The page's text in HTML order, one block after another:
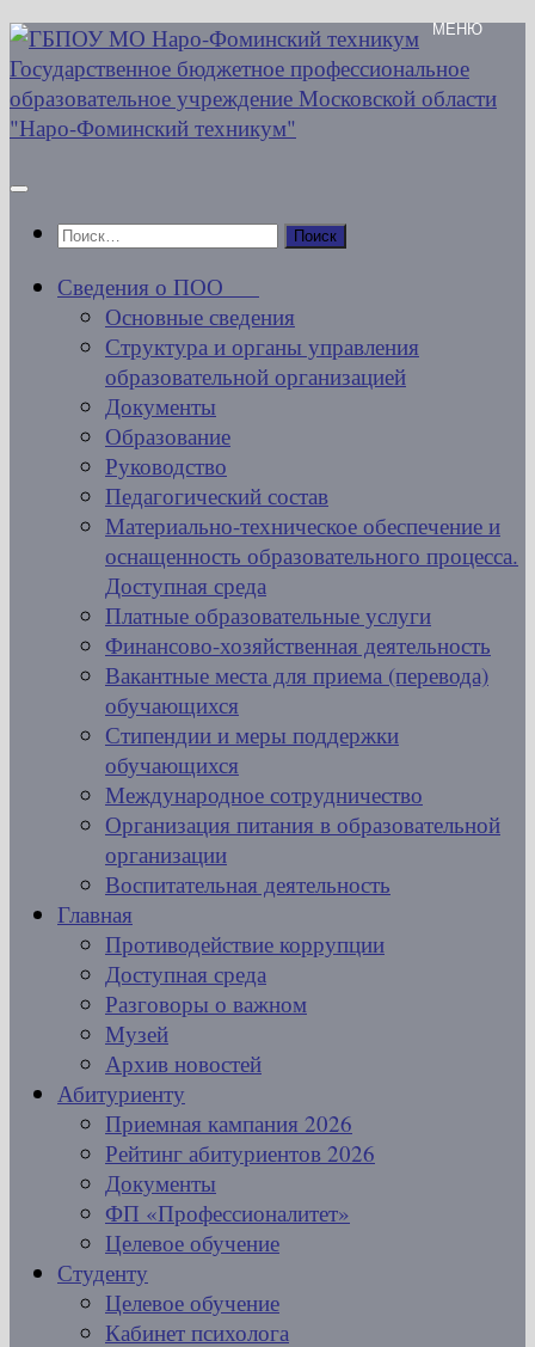
Перейти
к
содержимому
Найти:
Сведения о ПОО
Основные сведения
Структура и органы управления
образовательной организацией
Документы
Образование
Руководство
Педагогический состав
Материально-техническое обеспечение и
оснащенность образовательного процесса.
Доступная среда
Платные образовательные услуги
Финансово-хозяйственная деятельность
Вакантные места для приема (перевода)
обучающихся
Стипендии и меры поддержки
обучающихся
Международное сотрудничество
Организация питания в образовательной
организации
Воспитательная деятельность
Главная
Противодействие коррупции
Доступная среда
Разговоры о важном
Музей
Архив новостей
Абитуриенту
Приемная кампания 2026
Рейтинг абитуриентов 2026
Документы
ФП «Профессионалитет»
Целевое обучение
Студенту
Целевое обучение
Кабинет психолога